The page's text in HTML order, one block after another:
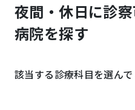
花粉症
感染症
夜間・休日に診
病院を探す
該当する診療科目を選ん